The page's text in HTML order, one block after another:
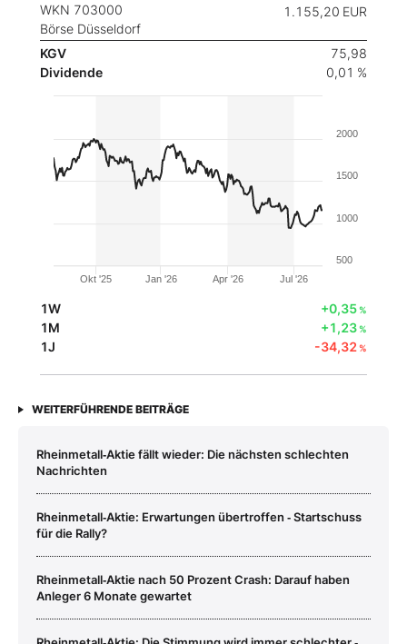
WKN 703000
Börse Düsseldorf
1.155,20 EUR
KGV
75,98
Dividende
0,01 %
Okt '25 Jan '26 Apr '26 Jul '26
500
1000
1500
2000
1W +0,35%
1M +1,23%
1J -34,32%
WEITERFÜHRENDE BEITRÄGE
Rheinmetall‑Aktie fällt wieder: Die nächsten schlechten
Nachrichten
Rheinmetall‑Aktie: Erwartungen übertroffen ‑ Startschuss
für die Rally?
Rheinmetall‑Aktie nach 50 Prozent Crash: Darauf haben
Anleger 6 Monate gewartet